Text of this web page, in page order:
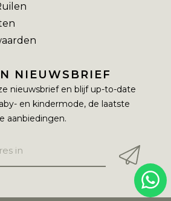
NIEUWSBRIEF
nieuwsbrief en blijf up-to-date
en kindermode, de laatste
aanbiedingen.